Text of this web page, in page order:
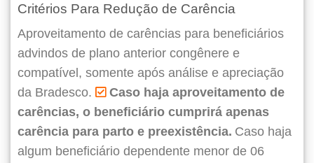
Critérios Para Redução de Carência
Aproveitamento de carências para beneficiários
advindos de plano anterior congênere e
compatível, somente após análise e apreciação
da Bradesco.
Caso haja aproveitamento de
carências, o beneficiário cumprirá apenas
carência para parto e preexistência. Caso haja
algum beneficiário dependente menor de 06